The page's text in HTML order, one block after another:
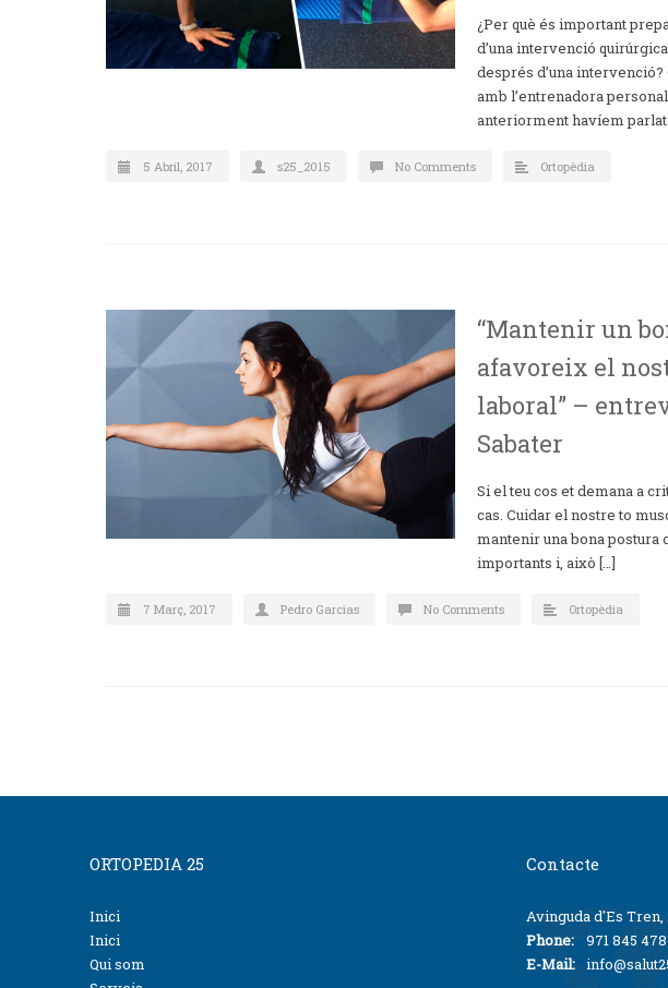
¿Per què és important
d’una intervenció
després d’una
amb l’entrenadora
anteriorment havíem parlat
5 Abril, 2017 s25_2015 No Comments Ortopèdia
“Mantenir un
afavoreix el
laboral” –
Sabater
Si el teu cos et demana a
cas. Cuidar el nostre to
mantenir una bona
importants i, això […]
7 Març, 2017 Pedro Garcias No Comments Ortopèdia
ORTOPEDIA 25
Inici
Inici
Qui som
Contacte
Avinguda d'Es
Phone: 971 845 478
E-Mail: